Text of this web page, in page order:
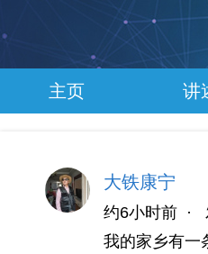
主页 讲
大铁康宁
约6小时前 ·
我的家乡有一